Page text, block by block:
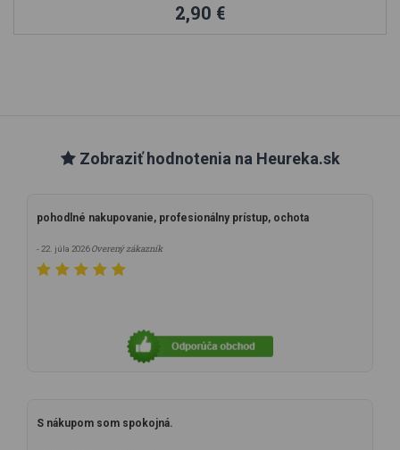
2,90 €
Zobraziť hodnotenia na Heureka.sk
pohodlné nakupovanie, profesionálny prístup, ochota
- 22. júla 2026Overený zákazník
S nákupom som spokojná.